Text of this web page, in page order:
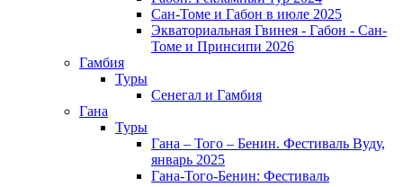
Сан-Томе и Габон в июле 2025
Экваториальная Гвинея - Габон - Сан-
Томе и Принсипи 2026
Гамбия
Туры
Сенегал и Гамбия
Гана
Туры
Гана – Того – Бенин. Фестиваль Вуду,
январь 2025
Гана-Того-Бенин: Фестиваль